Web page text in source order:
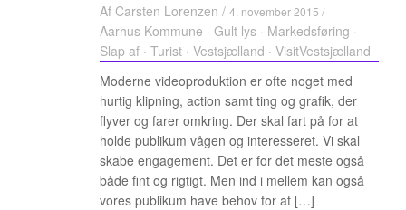
Af Carsten Lorenzen / 4. november 2015 /
Aarhus Kommune · Gult lys · Markedsføring ·
Slap af · Turist · Vestsjælland · VisitVestsjælland
Moderne videoproduktion er ofte noget med
hurtig klipning, action samt ting og grafik, der
flyver og farer omkring. Der skal fart på for at
holde publikum vågen og interesseret. Vi skal
skabe engagement. Det er for det meste også
både fint og rigtigt. Men ind i mellem kan også
vores publikum have behov for at […]